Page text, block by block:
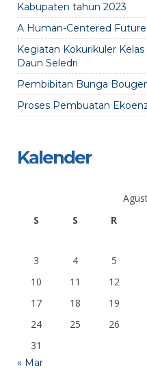
Kabupaten tahun 2023
A Human-Centered Future
Kegiatan Kokurikuler
Daun Seledri
Pembibitan Bunga
Proses Pembuatan
Kalender
S
S R
3
4 5
10
11 12
17
18 19
24
25 26
31
« Mar